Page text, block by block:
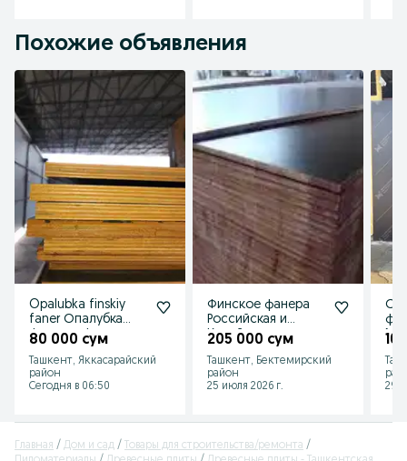
Похожие объявления
Opalubka finskiy
faner Опалубка
финская фанера
fanera optom
narxlarda
80 000 сум
Ташкент, Яккасарайский
район
Сегодня в 06:50
Финское фанера
Российская и
Китайская для
205 000 сум
Ташкент, Бектемирский
район
25 июля 2026 г.
29
Главная Дом и сад
Товары для строительства/ремонта